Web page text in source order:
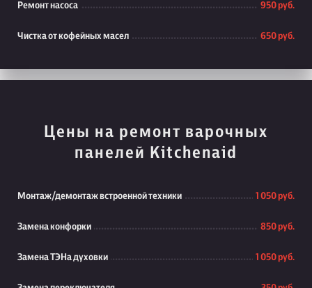
Ремонт насоса 950 руб.
Чистка от кофейных масел 650 руб.
Цены на ремонт варочных
панелей Kitchenaid
Монтаж/демонтаж встроенной техники 1 050 руб.
Замена конфорки 850 руб.
Замена ТЭНа духовки 1 050 руб.